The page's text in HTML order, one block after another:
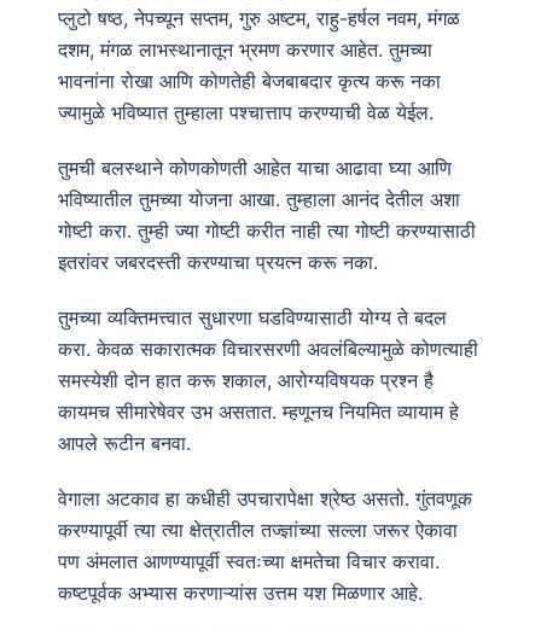
प्लुटो षष्ठ, नेपच्यून सप्तम, गुरु अष्टम, राहु-हर्षल नवम, मंगळ
दशम, मंगळ लाभस्थानातून भ्रमण करणार आहेत. तुमच्या
भावनांना रोखा आणि कोणतेही बेजबाबदार कृत्य करू नका
ज्यामुळे भविष्यात तुम्हाला पश्चात्ताप करण्याची वेळ येईल.
तुमची बलस्थाने कोणकोणती आहेत याचा आढावा घ्या आणि
भविष्यातील तुमच्या योजना आखा. तुम्हाला आनंद देतील अशा
गोष्टी करा. तुम्ही ज्या गोष्टी करीत नाही त्या गोष्टी करण्यासाठी
इतरांवर जबरदस्ती करण्याचा प्रयत्न करू नका.
तुमच्या व्यक्तिमत्त्वात सुधारणा घडविण्यासाठी योग्य ते बदल
करा. केवळ सकारात्मक विचारसरणी अवलंबिल्यामुळे कोणत्याही
समस्येशी दोन हात करू शकाल, आरोग्यविषयक प्रश्न है
कायमच सीमारेषेवर उभ असतात. म्हणूनच नियमित व्यायाम हे
आपले रूटीन बनवा.
वेगाला अटकाव हा कधीही उपचारापेक्षा श्रेष्ठ असतो. गुंतवणूक
करण्यापूर्वी त्या त्या क्षेत्रातील तज्ज्ञांच्या सल्ला जरूर ऐकावा
पण अंमलात आणण्यापूर्वी स्वतःच्या क्षमतेचा विचार करावा.
कष्टपूर्वक अभ्यास करणाऱ्यांस उत्तम यश मिळणार आहे.